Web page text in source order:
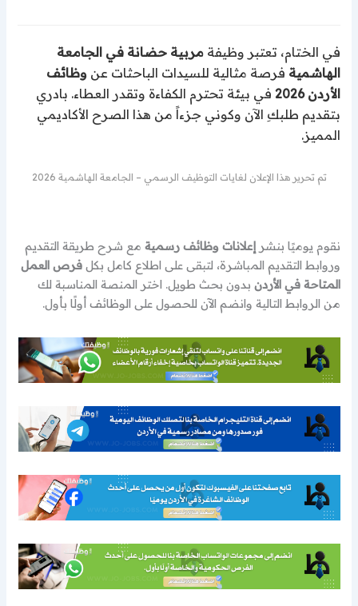
في الختام، تعتبر وظيفةمربية حضانة في الجامعة
الهاشمية فرصة مثالية للسيدات الباحثات عنوظائف
الأردن 2026
في بيئة تحترم الكفاءة وتقدر العطاء. بادري
بتقديم طلبكِ الآن وكوني جزءاً من هذا الصرح الأكاديمي
المميز.
تم تحرير هذا الإعلان لغايات التوظيف الرسمي – الجامعة الهاشمية 2026
نقوم يوميًا بنشرإعلانات وظائف رسمية مع شرح طريقة التقديم
وروابط التقديم المباشرة، لتبقى على اطلاع كامل بكلفرص العمل
المتاحة في الأردن بدون بحث طويل. اختر المنصة المناسبة لك
من الروابط التالية وانضم الآن للحصول على الوظائف أولًا بأول.